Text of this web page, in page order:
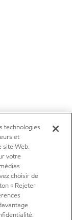
technologies
et
site Web.
votre
choisir de
« Rejeter